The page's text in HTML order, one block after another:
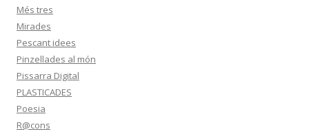
Més tres
Mirades
Pescant idees
Pinzellades al món
Pissarra Digital
PLASTICADES
Poesia
R@cons